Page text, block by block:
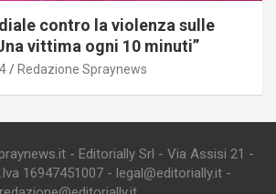
contro la violenza sulle
vittima ogni 10 minuti”
Redazione Spraynews
- Editorially Srl - Via Assisi 21 -
16947451007 - legal@editorially.it -